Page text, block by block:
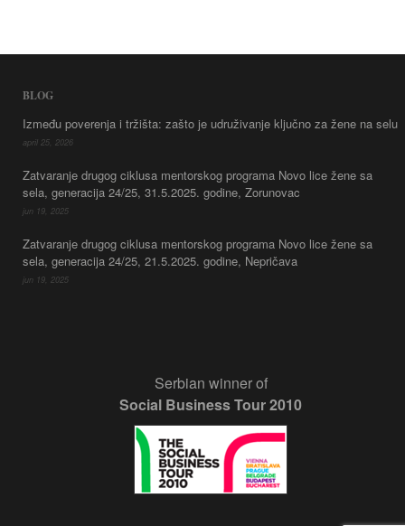
BLOG
Između poverenja i tržišta: zašto je udruživanje ključno za žene na selu
april 25, 2026
Zatvaranje drugog ciklusa mentorskog programa Novo lice žene sa
sela, generacija 24/25, 31.5.2025. godine, Zorunovac
jun 19, 2025
Zatvaranje drugog ciklusa mentorskog programa Novo lice žene sa
sela, generacija 24/25, 21.5.2025. godine, Nepričava
jun 19, 2025
Serbian winner of
Social Business Tour 2010